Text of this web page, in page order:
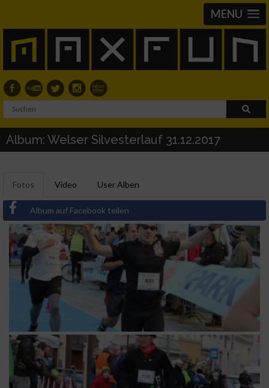
MENU
Album: Welser Silvesterlauf 31.12.2017
Fotos Video User Alben
Album auf Facebook teilen